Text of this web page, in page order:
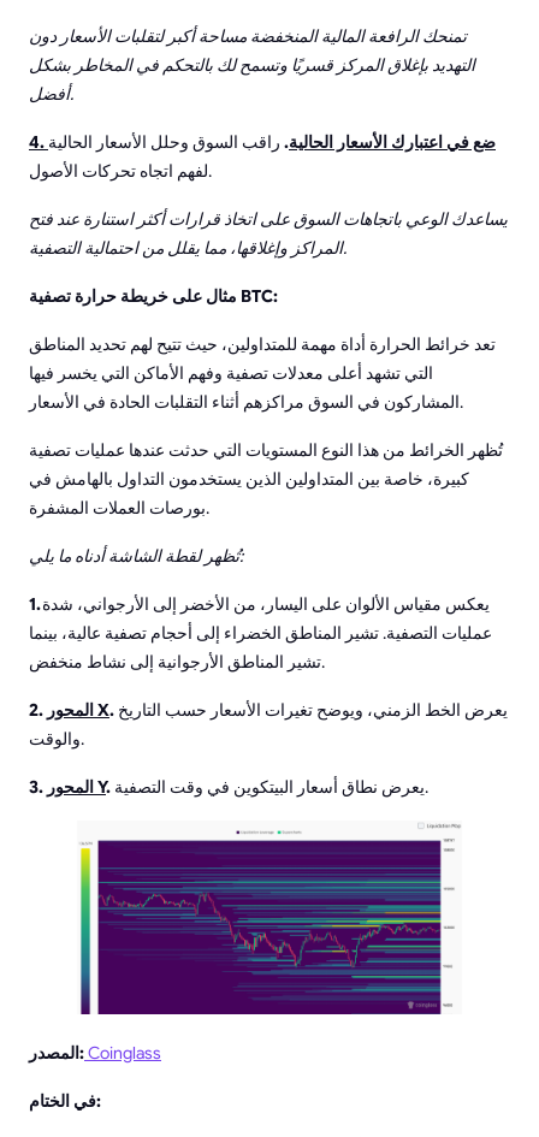
تمنحك الرافعة المالية المنخفضة مساحة أكبر لتقلبات الأسعار دون
التهديد بإغلاق المركز قسريًا وتسمح لك بالتحكم في المخاطر بشكل
أفضل.
4. ضع في اعتبارك الأسعار الحالية. راقب السوق وحلل الأسعار الحالية
لفهم اتجاه تحركات الأصول.
يساعدك الوعي باتجاهات السوق على اتخاذ قرارات أكثر استنارة عند فتح
المراكز وإغلاقها، مما يقلل من احتمالية التصفية.
مثال على خريطة حرارة تصفية BTC:
تعد خرائط الحرارة أداة مهمة للمتداولين، حيث تتيح لهم تحديد المناطق
التي تشهد أعلى معدلات تصفية وفهم الأماكن التي يخسر فيها
المشاركون في السوق مراكزهم أثناء التقلبات الحادة في الأسعار.
تُظهر الخرائط من هذا النوع المستويات التي حدثت عندها عمليات تصفية
كبيرة، خاصة بين المتداولين الذين يستخدمون التداول بالهامش في
بورصات العملات المشفرة.
تُظهر لقطة الشاشة أدناه ما يلي:
1.يعكس مقياس الألوان على اليسار، من الأخضر إلى الأرجواني، شدة
عمليات التصفية. تشير المناطق الخضراء إلى أحجام تصفية عالية، بينما
تشير المناطق الأرجوانية إلى نشاط منخفض.
2. المحور X. يعرض الخط الزمني، ويوضح تغيرات الأسعار حسب التاريخ
والوقت.
3. المحور Y. يعرض نطاق أسعار البيتكوين في وقت التصفية.
المصدر:Coinglass
في الختام: